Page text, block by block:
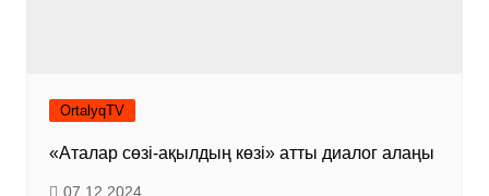
OrtalyqTV
«Аталар сөзі-ақылдың көзі» атты диалог алаңы
07.12.2024